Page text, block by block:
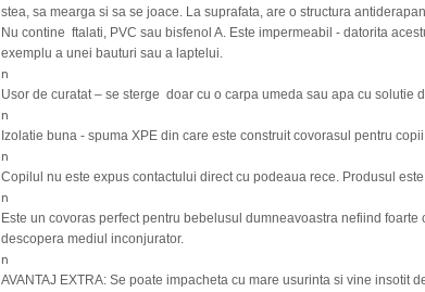
stea, sa mearga si sa se joace. La suprafata, are o structura
Nu contine ftalati, PVC sau bisfenol A. Este impermeabil - datorita
exemplu a unei bauturi sau a laptelui.
n
Usor de curatat – se sterge doar cu o carpa umeda sau apa cu solutie
n
Izolatie buna - spuma XPE din care este construit covorasul pentru
n
Copilul nu este expus contactului direct cu podeaua rece. Produsul
n
Este un covoras perfect pentru bebelusul dumneavoastra nefiind
descopera mediul inconjurator.
n
AVANTAJ EXTRA: Se poate impacheta cu mare usurinta si vine insotit